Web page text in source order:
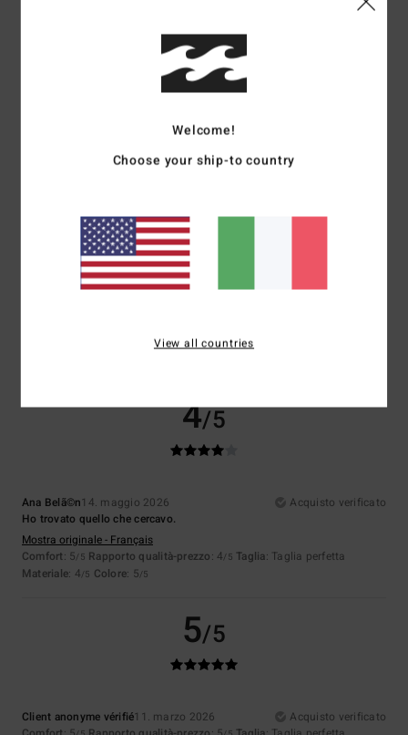
Colore
5.0
22. giugno 2026
4/5
Ana Belã©n14. maggio 2026
Acquisto verificato
Ho trovato quello che cercavo.
Mostra originale - Français
Comfort: 5/5 Rapporto qualità-prezzo: 4/5 Taglia: Taglia perfetta
Materiale: 4/5 Colore: 5/5
5/5
Client anonyme vérifié11. marzo 2026
Acquisto verificato
Welcome!
Choose your ship-to country
View all countries